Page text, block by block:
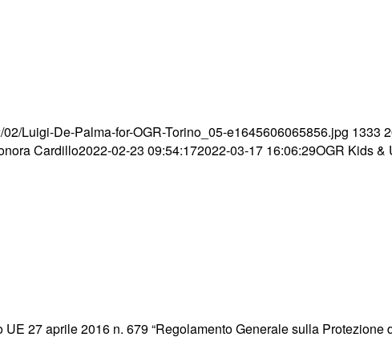
Luigi-De-Palma-for-OGR-Torino_05-e1645606065856.jpg 1333
Cardillo2022-02-23 09:54:172022-03-17 16:06:29OGR Kids &
27 aprile 2016 n. 679 “Regolamento Generale sulla Protezione